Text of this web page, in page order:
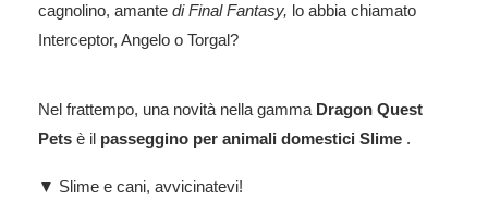
cagnolino, amante di Final Fantasy, lo abbia chiamato
Interceptor, Angelo o Torgal?
Nel frattempo, una novità nella gamma Dragon Quest
Pets è il passeggino per animali domestici Slime .
▼ Slime e cani, avvicinatevi!